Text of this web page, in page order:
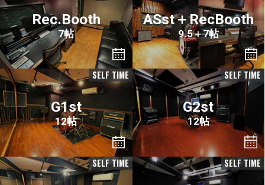
Rec.Booth
7帖
ASst＋RecBooth
9.5＋7帖
SELF TIME
G1st
12帖
SELF TIME
G2st
12帖
SELF TIME SELF TIME